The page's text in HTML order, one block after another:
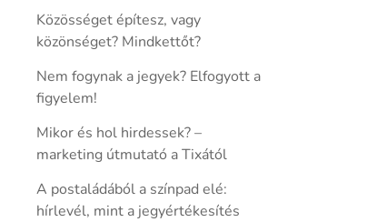
Közösséget építesz, vagy
közönséget? Mindkettőt?
Nem fogynak a jegyek? Elfogyott a
figyelem!
Mikor és hol hirdessek? –
marketing útmutató a Tixától
A postaládából a színpad elé:
hírlevél, mint a jegyértékesítés